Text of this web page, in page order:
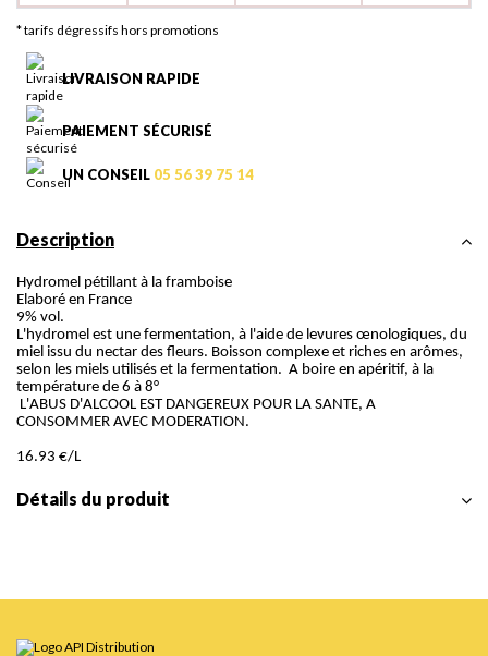
* tarifs dégressifs hors promotions
LIVRAISON RAPIDE
PAIEMENT SÉCURISÉ
UN CONSEIL 05 56 39 75 14
Description
Hydromel pétillant à la framboise
Elaboré en France
9% vol.
L'hydromel est une fermentation, à l'aide de levures œnologiques, du
miel issu du nectar des fleurs. Boisson complexe et riches en arômes,
selon les miels utilisés et la fermentation. A boire en apéritif, à la
température de 6 à 8°
L'ABUS D'ALCOOL EST DANGEREUX POUR LA SANTE, A
CONSOMMER AVEC MODERATION.
16.93 €/L
Détails du produit